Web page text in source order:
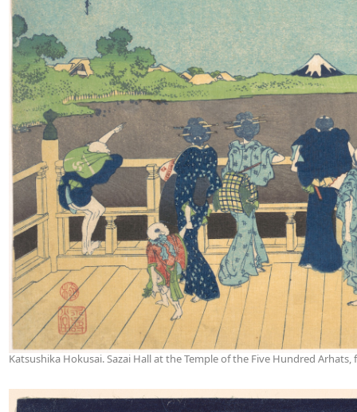
Katsushika Hokusai. Sazai Hall at the Temple of the Five Hundred